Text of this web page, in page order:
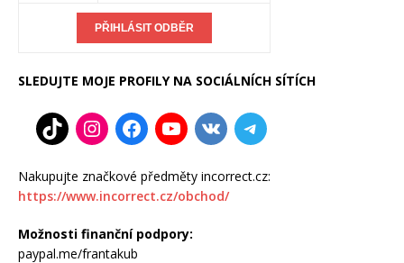
SLEDUJTE MOJE PROFILY NA SOCIÁLNÍCH SÍTÍCH
Nakupujte značkové předměty incorrect.cz:
https://www.incorrect.cz/obchod/
Možnosti finanční podpory:
paypal.me/frantakub